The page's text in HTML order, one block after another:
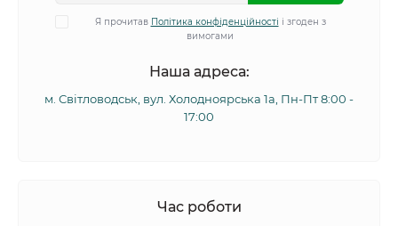
Я прочитав Політика конфіденційності і згоден з
вимогами
Наша адреса:
м. Світловодськ, вул. Холодноярська 1а, Пн-Пт 8:00 -
17:00
Час роботи